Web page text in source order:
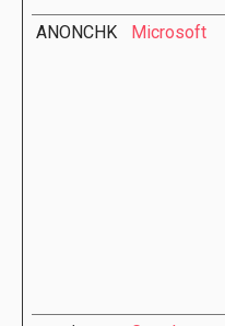
ANONCHK Microsoft